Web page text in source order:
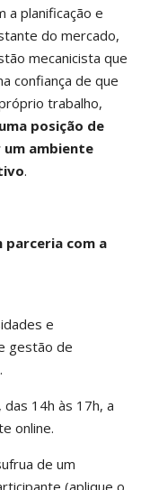
a planificação e
do mercado,
mecanicista que
confiança de que
trabalho,
posição de
ambiente
.
parceria com a
e
gestão de
14h às 17h, a
online.
de um
(aplique o